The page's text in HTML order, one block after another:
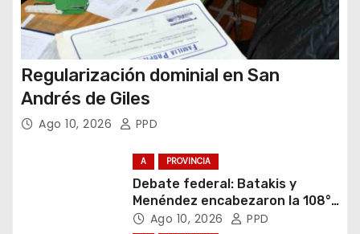
Regularización dominial en San
Andrés de Giles
Ago 10, 2026 PPD
A PROVINCIA
Debate federal: Batakis y
Menéndez encabezaron la 108°
Asamblea del CNV
Ago 10, 2026 PPD